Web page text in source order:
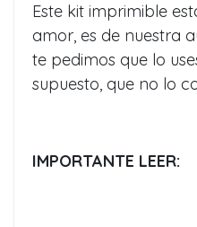
Este kit imprimible
amor, es de nuestra
te pedimos que lo
supuesto, que no lo
IMPORTANTE LEER: